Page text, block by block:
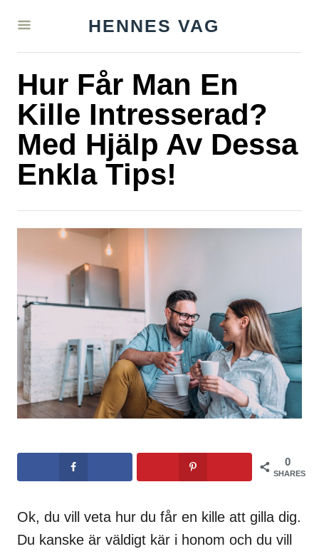
HENNES VAG
Hur Får Man En
Kille Intresserad?
Med Hjälp Av Dessa
Enkla Tips!
0
SHARES
Ok, du vill veta hur du får en kille att gilla dig.
Du kanske är väldigt kär i honom och du vill